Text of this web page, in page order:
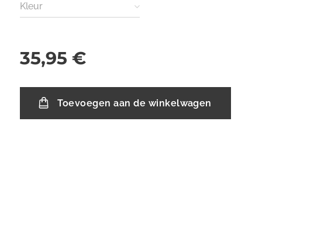
Kleur
35,95 €
Toevoegen aan de winkelwagen